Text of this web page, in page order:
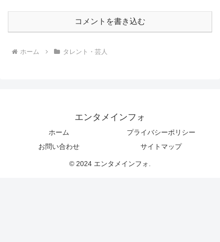
コメントを書き込む
ホーム タレント・芸人
エンタメインフォ
ホーム
プライバシーポリシー
お問い合わせ
サイトマップ
© 2024 エンタメインフォ.